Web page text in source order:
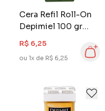
Cera Refil Roll-On
Depimiel 100 gr
Alta Aderência
R$ 6,25
ou 1x de R$ 6,25